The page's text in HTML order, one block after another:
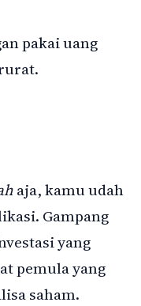
pakai uang
aja, kamu udah
Gampang
yang
pemula yang
saham.